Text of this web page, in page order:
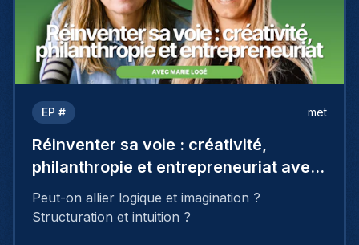
EP # met
Réinventer sa voie : créativité,
philanthropie et entrepreneuriat avec
Marie Logé
Peut-on allier logique et imagination ?
Structuration et intuition ?